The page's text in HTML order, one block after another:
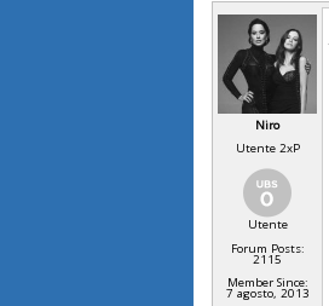
Niro
Utente 2xP
Utente
Forum Posts:
2115
Member Since:
7 agosto, 2013